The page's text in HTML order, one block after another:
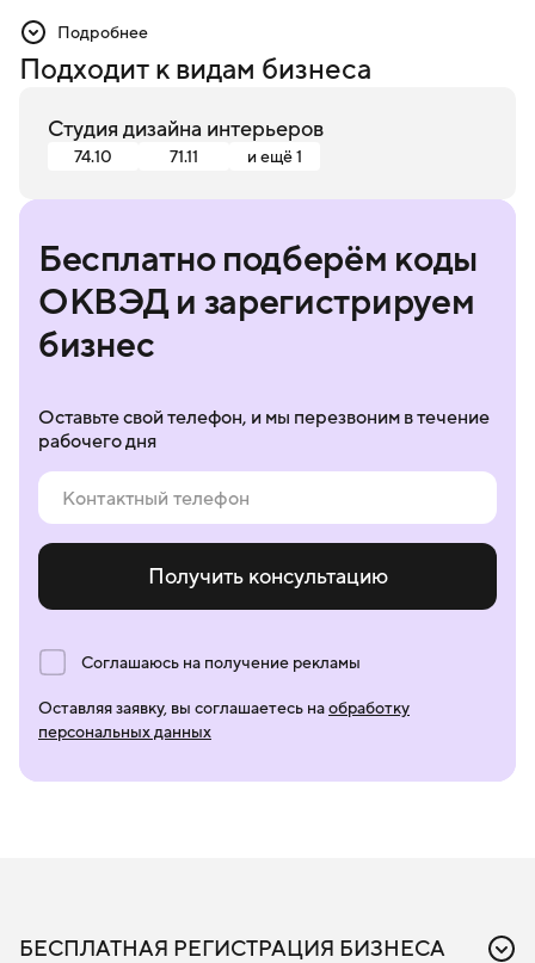
имеющегося спроса, требований безопасности
и потребностей рынка в распространении,
использовании и обслуживании
предоставление услуг декораторов интерьера
информационно-коммуникационной сети
Интернет, см.62.01
архитектурный дизайн, см.71.11
инженерный дизайн, т.е. применение законов
физики и правил инженерного дела при
инструментов, строений, процессов и систем,
см.71.12
Подробнее
Подходит к видам бизнеса
Студия дизайна интерьеров
74.10 71.11 и ещё 1
Бесплатно подберём коды
ОКВЭД и зарегистрируем
бизнес
Оставьте свой телефон, и мы перезвоним в течение
рабочего дня
Получить консультацию
Соглашаюсь на получение рекламы
Оставляя заявку, вы соглашаетесь наобработку
персональных данных
БЕСПЛАТНАЯ РЕГИСТРАЦИЯ БИЗНЕСА